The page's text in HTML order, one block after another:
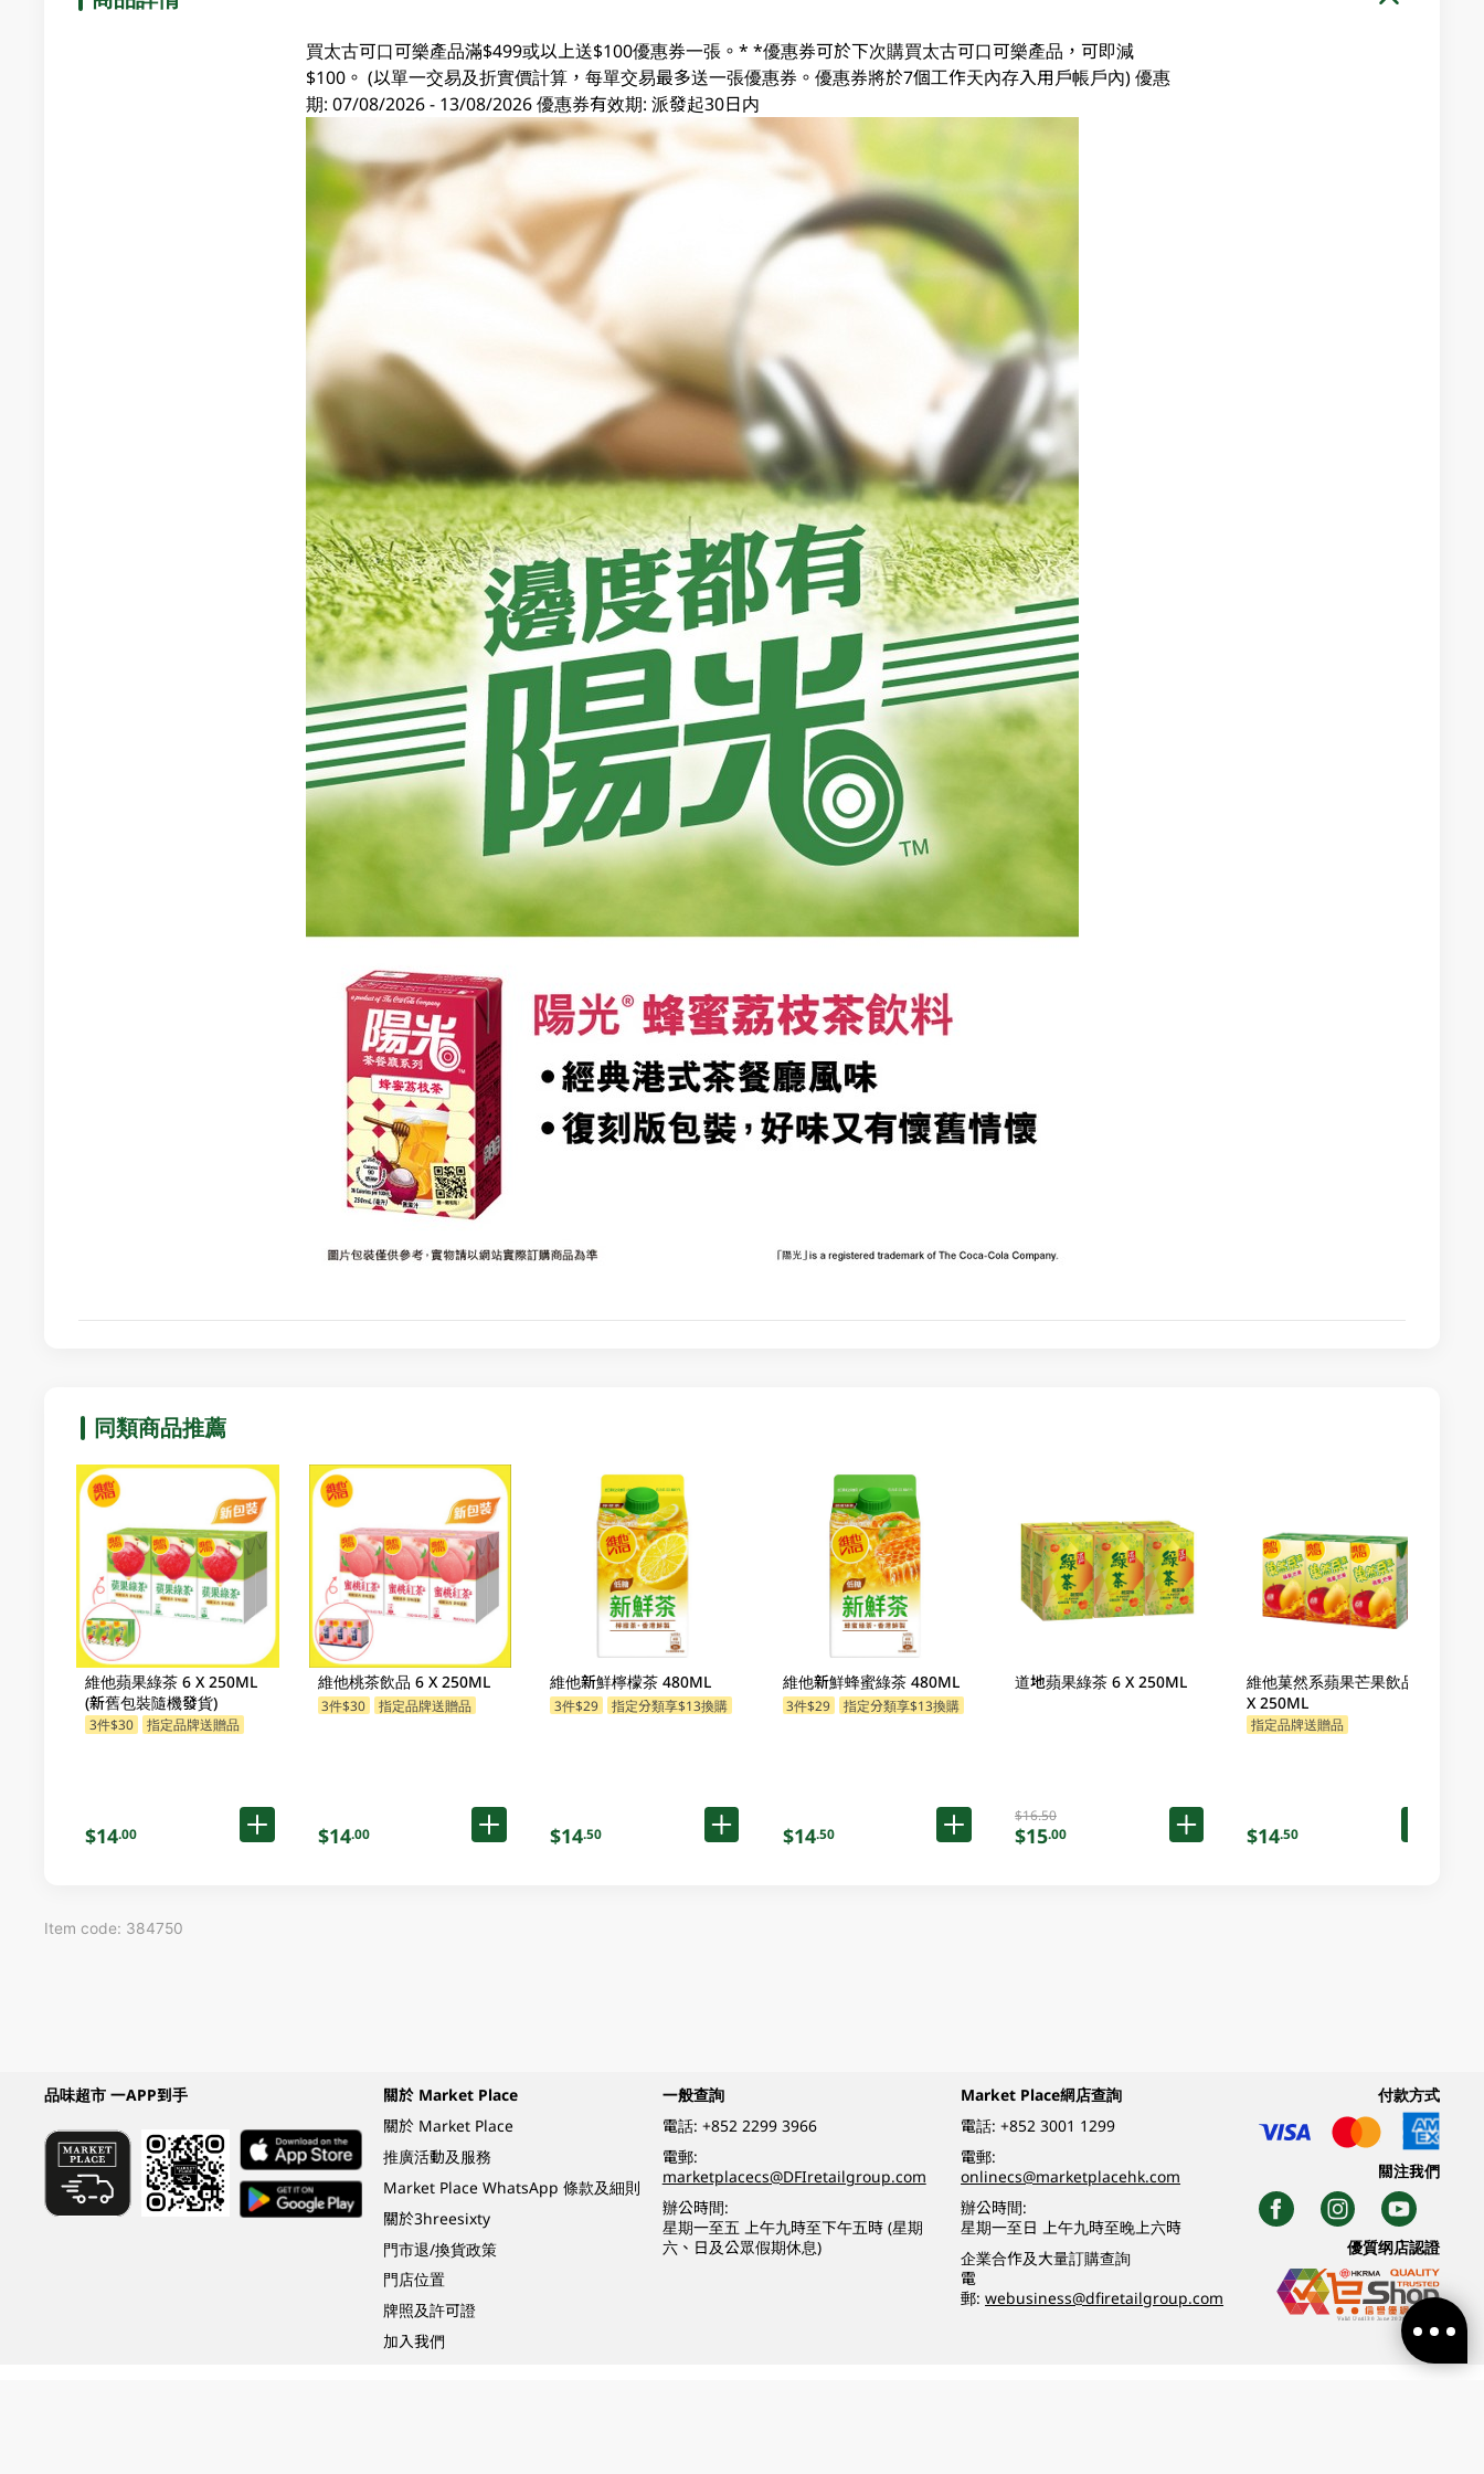
買太古可口可樂產品滿$499或以上送$100優惠券一張。* *優惠券可於下次購買太古可口可樂產品，可即減
$100。 (以單一交易及折實價計算，每單交易最多送一張優惠券。優惠券將於7個工作天內存入用戶帳戶內) 優惠
期: 07/08/2026 - 13/08/2026 優惠券有效期: 派發起30日内
同類商品推薦
維他蘋果綠茶 6 X 250ML
(新舊包裝隨機發貨)
3件$30 指定品牌送贈品
$14.00
維他桃茶飲品 6 X 250ML
3件$30 指定品牌送贈品
$14.00
維他新鮮檸檬茶 480ML
3件$29 指定分類享$13換購
$14.50
維他新鮮蜂蜜綠茶 480ML
3件$29 指定分類享$13換購
$14.50
道地蘋果綠茶 6 X 250ML
$16.50
$15.00
維他菓然系蘋果芒果飲品 6
X 250ML
指定品牌送贈品
$14.50
Item code: 384750
品味超市 一APP到手
關於 Market Place
關於 Market Place
推廣活動及服務
Market Place WhatsApp 條款及細則
關於3hreesixty
門市退/換貨政策
門店位置
牌照及許可證
加入我們
一般查詢
電話: +852 2299 3966
電郵:
marketplacecs@DFIretailgroup.com
辦公時間:
星期一至五 上午九時至下午五時 (星期
六、日及公眾假期休息)
Market Place網店查詢
電話:+852 3001 1299
電郵:
onlinecs@marketplacehk.com
辦公時間:
星期一至日 上午九時至晚上六時
企業合作及大量訂購查詢
電
郵:webusiness@dfiretailgroup.com
付款方式
關注我們
優質纲店認證